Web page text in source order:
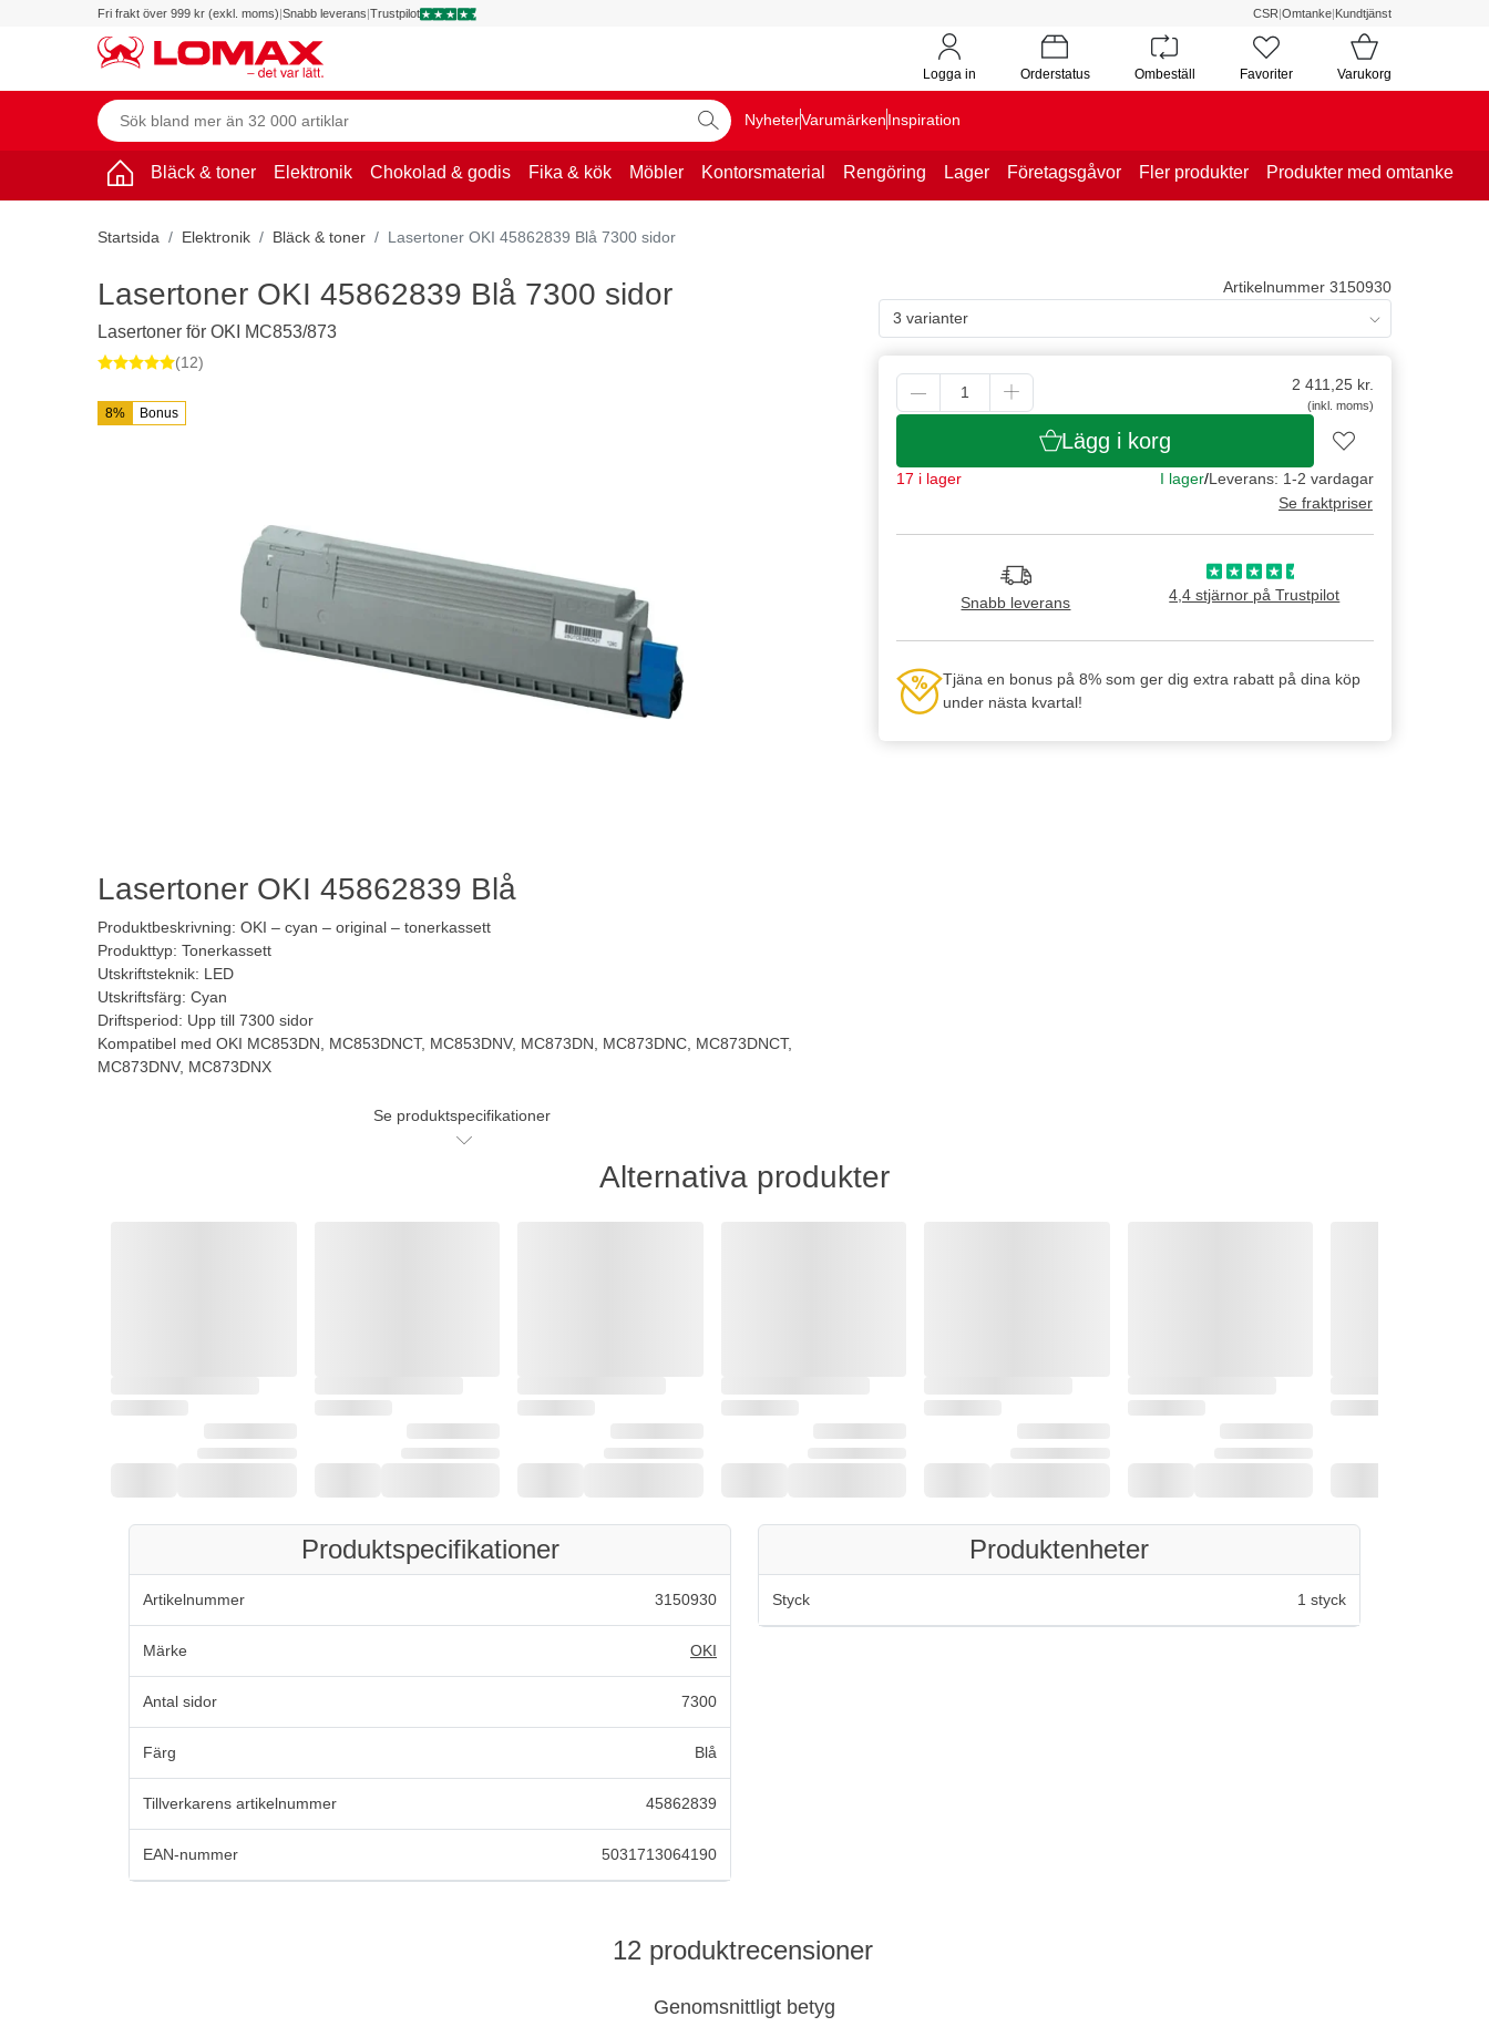
Fri frakt över 999 kr (exkl. moms)|Snabb leverans|Trustpilot CSR|Omtanke|Kundtjänst
Logga in Orderstatus Ombeställ Favoriter Varukorg
NyheterVarumärkenInspiration
Bläck & toner Elektronik Chokolad & godis Fika & kök Möbler Kontorsmaterial Rengöring Lager Företagsgåvor Fler produkter Produkter med omtanke
Startsida Elektronik Bläck & toner Lasertoner OKI 45862839 Blå 7300 sidor
8% Bonus
Lasertoner OKI 45862839 Blå
Produktbeskrivning: OKI – cyan – original – tonerkassett
Produkttyp: Tonerkassett
Utskriftsteknik: LED
Utskriftsfärg: Cyan
Driftsperiod: Upp till 7300 sidor
Kompatibel med OKI MC853DN, MC853DNCT, MC853DNV, MC873DN, MC873DNC, MC873DNCT,
MC873DNV, MC873DNX
Se produktspecifikationer
Artikelnummer 3150930
3 varianter
2 411,25kr.
(inkl. moms)
Lägg i korg
17 i lager I lager/Leverans: 1-2 vardagar
Se fraktpriser
Snabb leverans 4,4 stjärnor på Trustpilot
Tjäna en bonus på 8% som ger dig extra rabatt på dina köp
under nästa kvartal!
Lasertoner OKI 45862839 Blå 7300 sidor
Lasertoner för OKI MC853/873
(12)
Alternativa produkter
Produktspecifikationer
Artikelnummer 3150930
Märke OKI
Antal sidor 7300
Färg Blå
Tillverkarens artikelnummer 45862839
EAN-nummer 5031713064190
Produktenheter
Styck 1 styck
12 produktrecensioner
Genomsnittligt betyg